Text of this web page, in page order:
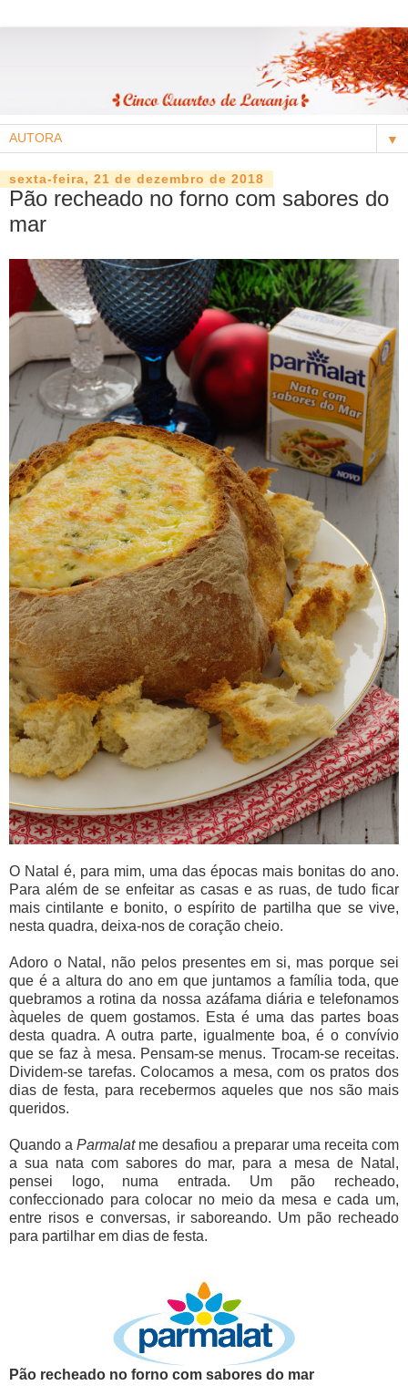
▼
sexta-feira, 21 de dezembro de 2018
Pão recheado no forno com sabores do
mar
O Natal é, para mim, uma das épocas mais bonitas do ano.
Para além de se enfeitar as casas e as ruas, de tudo ficar
mais cintilante e bonito, o espírito de partilha que se vive,
nesta quadra, deixa-nos de coração cheio.
Adoro o Natal, não pelos presentes em si, mas porque sei
que é a altura do ano em que juntamos a família toda, que
quebramos a rotina da nossa azáfama diária e telefonamos
àqueles de quem gostamos. Esta é uma das partes boas
desta quadra. A outra parte, igualmente boa, é o convívio
que se faz à mesa. Pensam-se menus. Trocam-se receitas.
Dividem-se tarefas. Colocamos a mesa, com os pratos dos
dias de festa, para recebermos aqueles que nos são mais
queridos.
Quando aParmalatme desafiou a preparar uma receita com
a sua nata com sabores do mar, para a mesa de Natal,
pensei logo, numa entrada. Um pão recheado,
confeccionado para colocar no meio da mesa e cada um,
entre risos e conversas, ir saboreando. Um pão recheado
para partilhar em dias de festa.
Pão recheado no forno com sabores do mar